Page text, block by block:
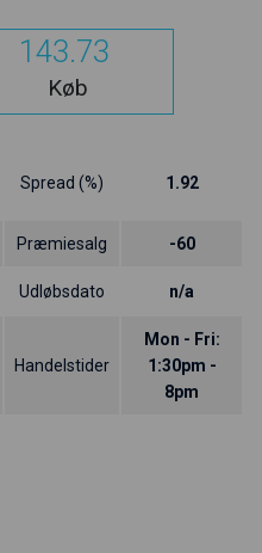
143.73
Køb
Spread (%) 1.92
Præmiesalg -60
Udløbsdato n/a
Handelstider
Mon - Fri:
1:30pm -
8pm